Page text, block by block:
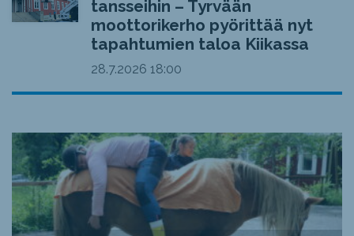
tansseihin – Tyrvään
moottorikerho pyörittää nyt
tapahtumien taloa Kiikassa
28.7.2026 18:00